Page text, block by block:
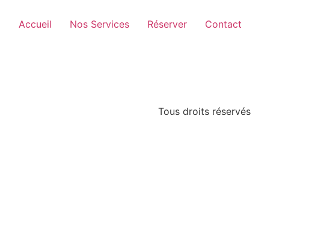
Accueil Nos Services Réserver Contact
Tous droits réservés